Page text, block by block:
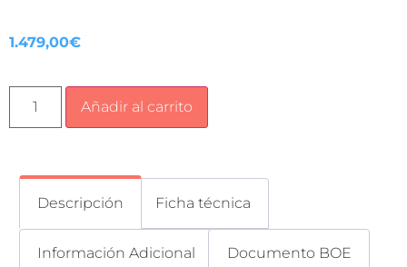
1.479,00€
Añadir al carrito
Descripción Ficha técnica
Información Adicional Documento BOE